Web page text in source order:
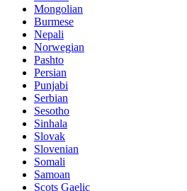
Mongolian
Burmese
Nepali
Norwegian
Pashto
Persian
Punjabi
Serbian
Sesotho
Sinhala
Slovak
Slovenian
Somali
Samoan
Scots Gaelic